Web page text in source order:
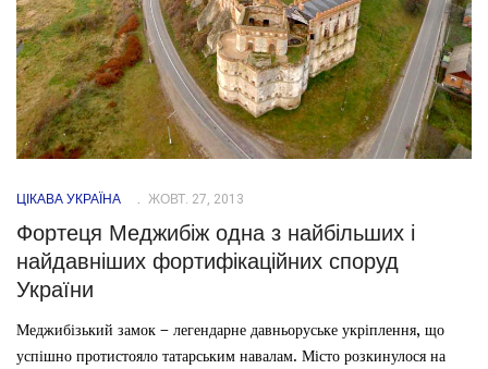
ЦІКАВА УКРАЇНА ЖОВТ. 27, 2013
Фортеця Меджибіж одна з найбільших і
найдавніших фортифікаційних споруд
України
Меджибізький замок – легендарне давньоруське укріплення, що
успішно протистояло татарським навалам. Місто розкинулося на